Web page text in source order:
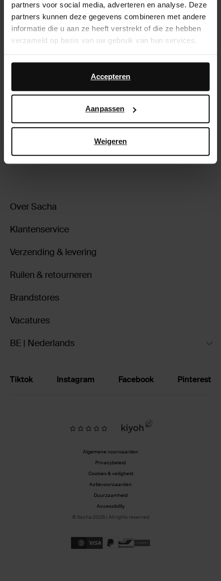
partners voor social media, adverteren en analyse. Deze
partners kunnen deze gegevens combineren met andere
informatie die u aan ze heeft verstrekt of die ze hebben
verzameld op basis van uw gebruik van hun services.
Daarnaast werken wij samen met Google voor
advertentie- en meetdoeleinden. Meer informatie over
hoe Google uw persoonsgegevens gebruikt, vindt u op
Accepteren
Aanpassen
Weigeren
Achteraf betalen
Product omschrijving
Deze zwarte slippers van Sacha hebben goudkleurige
Bezorgen & retour
ga terug
Over Sacha
Klantenservice
Verzending & levering
Ruilen & retourneren
Brandstores
Vacatures
BE | Nederlands
Tiktok Instagram Facebook Pinterest
Algemene voorwaarden
Privacybeleid
Cookies & veiligheid
Actievoorwaarden
Duurzaamheid
Accessibility
© Sacha 2026 | All rights reserved